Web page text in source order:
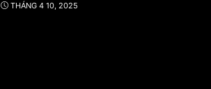
THÁNG 4 10, 2025